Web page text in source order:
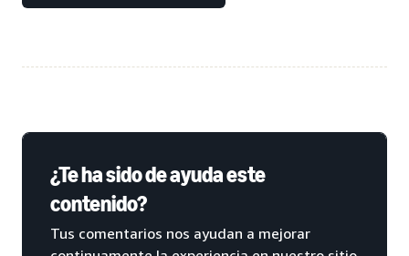
¿Te ha sido de ayuda este
contenido?
Tus comentarios nos ayudan a mejorar